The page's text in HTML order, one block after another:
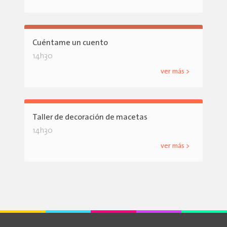
Cuéntame un cuento
14h30
ver más >
Taller de decoración de macetas
14h30
ver más >